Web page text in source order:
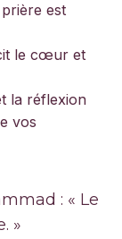
est
le cœur et
la réflexion
vos
: « Le
»